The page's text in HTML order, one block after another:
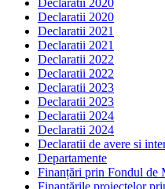
Declaratii 2020
Declaratii 2020
Declaratii 2021
Declaratii 2021
Declaratii 2022
Declaratii 2022
Declaratii 2023
Declaratii 2023
Declaratii 2024
Declaratii 2024
Declaratii de avere si
Departamente
Finanțări prin Fondul de
Finanțările proiectelor